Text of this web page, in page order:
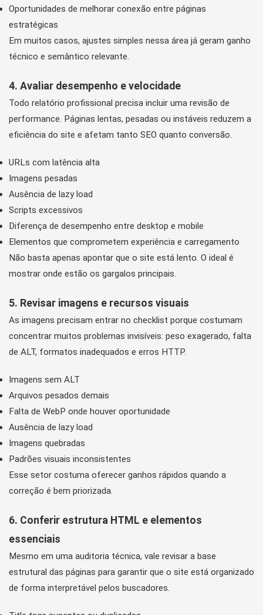
Oportunidades de melhorar conexão entre páginas
estratégicas
Em muitos casos, ajustes simples nessa área já geram ganho
técnico e semântico relevante.
4. Avaliar desempenho e velocidade
Todo relatório profissional precisa incluir uma revisão de
performance. Páginas lentas, pesadas ou instáveis reduzem a
eficiência do site e afetam tanto SEO quanto conversão.
URLs com latência alta
Imagens pesadas
Ausência de lazy load
Scripts excessivos
Diferença de desempenho entre desktop e mobile
Elementos que comprometem experiência e carregamento
Não basta apenas apontar que o site está lento. O ideal é
mostrar onde estão os gargalos principais.
5. Revisar imagens e recursos visuais
As imagens precisam entrar no checklist porque costumam
concentrar muitos problemas invisíveis: peso exagerado, falta
de ALT, formatos inadequados e erros HTTP.
Imagens sem ALT
Arquivos pesados demais
Falta de WebP onde houver oportunidade
Ausência de lazy load
Imagens quebradas
Padrões visuais inconsistentes
Esse setor costuma oferecer ganhos rápidos quando a
correção é bem priorizada.
6. Conferir estrutura HTML e elementos
essenciais
Mesmo em uma auditoria técnica, vale revisar a base
estrutural das páginas para garantir que o site está organizado
de forma interpretável pelos buscadores.